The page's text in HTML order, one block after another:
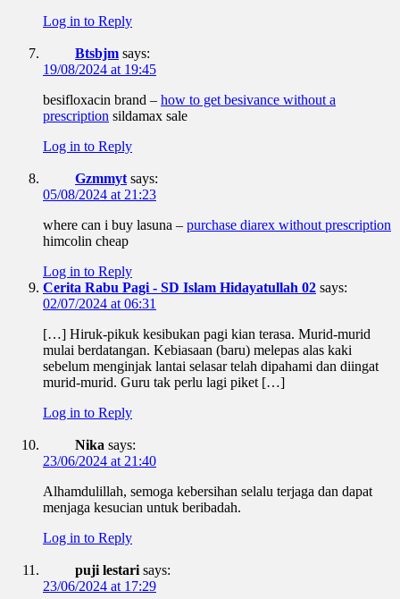
Log in to Reply
Btsbjm says:
19/08/2024 at 19:45
besifloxacin brand – how to get besivance without a
prescription sildamax sale
Log in to Reply
Gzmmyt says:
05/08/2024 at 21:23
where can i buy lasuna – purchase diarex without prescription
himcolin cheap
Log in to Reply
Cerita Rabu Pagi - SD Islam Hidayatullah 02 says:
02/07/2024 at 06:31
[…] Hiruk-pikuk kesibukan pagi kian terasa. Murid-murid
mulai berdatangan. Kebiasaan (baru) melepas alas kaki
sebelum menginjak lantai selasar telah dipahami dan diingat
murid-murid. Guru tak perlu lagi piket […]
Log in to Reply
Nika says:
23/06/2024 at 21:40
Alhamdulillah, semoga kebersihan selalu terjaga dan dapat
menjaga kesucian untuk beribadah.
Log in to Reply
puji lestari says:
23/06/2024 at 17:29